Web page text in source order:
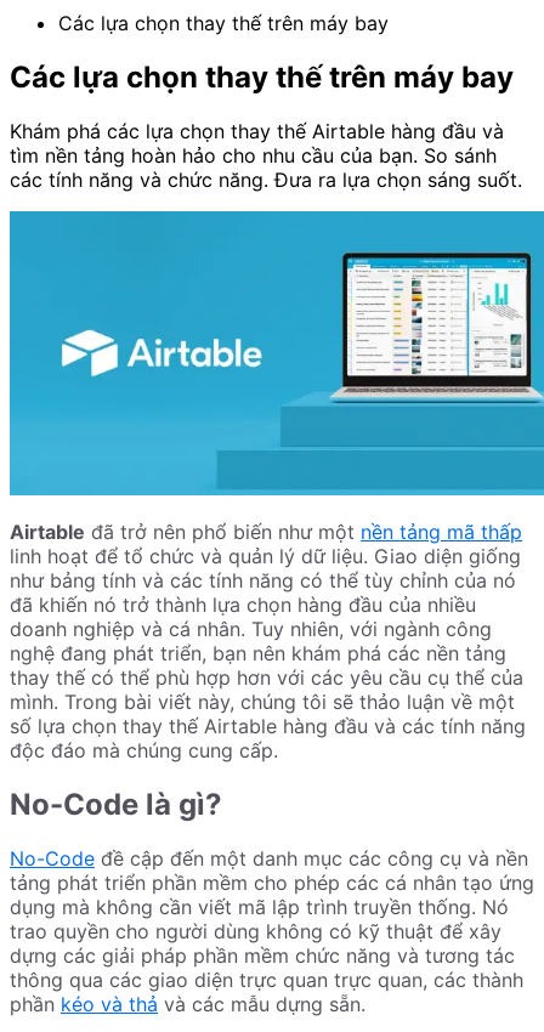
Các lựa chọn thay thế trên máy bay
Các lựa chọn thay thế trên máy bay
Khám phá các lựa chọn thay thế Airtable hàng đầu và
tìm nền tảng hoàn hảo cho nhu cầu của bạn. So sánh
các tính năng và chức năng. Đưa ra lựa chọn sáng suốt.
Airtable đã trở nên phổ biến như một nền tảng mã thấp
linh hoạt để tổ chức và quản lý dữ liệu. Giao diện giống
như bảng tính và các tính năng có thể tùy chỉnh của nó
đã khiến nó trở thành lựa chọn hàng đầu của nhiều
doanh nghiệp và cá nhân. Tuy nhiên, với ngành công
nghệ đang phát triển, bạn nên khám phá các nền tảng
thay thế có thể phù hợp hơn với các yêu cầu cụ thể của
mình. Trong bài viết này, chúng tôi sẽ thảo luận về một
số lựa chọn thay thế Airtable hàng đầu và các tính năng
độc đáo mà chúng cung cấp.
No-Code là gì?
No-Code đề cập đến một danh mục các công cụ và nền
tảng phát triển phần mềm cho phép các cá nhân tạo ứng
dụng mà không cần viết mã lập trình truyền thống. Nó
trao quyền cho người dùng không có kỹ thuật để xây
dựng các giải pháp phần mềm chức năng và tương tác
thông qua các giao diện trực quan trực quan, các thành
phần kéo và thả và các mẫu dựng sẵn.